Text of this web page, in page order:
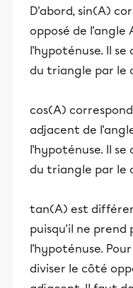
D'abord, sin(A)
opposé de l'angle
l'hypoténuse. Il
du triangle par le
cos(A)
adjacent de
l'hypoténuse. Il
du triangle par le
tan(A) est
puisqu'il ne prend
l'hypoténuse.
diviser le côté